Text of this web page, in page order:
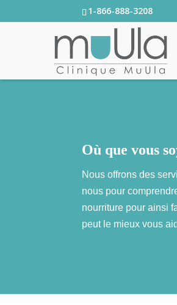
1-866-888-3208
Où que vous
Nous offrons des
nous pour
nourriture pour ainsi
peut le mieux vous